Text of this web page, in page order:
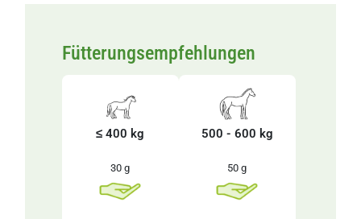
Fütterungsempfehlungen
≤ 400 kg
30 g
500 - 600 kg
50 g